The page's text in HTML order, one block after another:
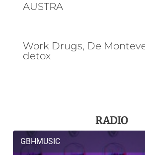
AUSTRA
Work Drugs, De
detox
RADIO